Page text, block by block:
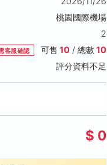
桃園國際機場
2
客服確認 可售 10/ 總數10
評分資料不足
$ 0